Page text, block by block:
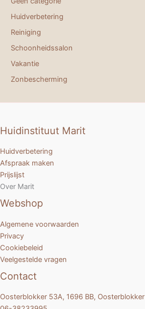
Huidverbetering
Reiniging
Schoonheidssalon
Vakantie
Zonbescherming
Huidinstituut Marit
Huidverbetering
Afspraak maken
Prijslijst
Over Marit
Webshop
Algemene voorwaarden
Privacy
Cookiebeleid
Veelgestelde vragen
Contact
Oosterblokker 53A, 1696 BB, Oosterblokker